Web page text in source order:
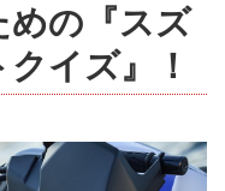
めの『スズ
イズ』！